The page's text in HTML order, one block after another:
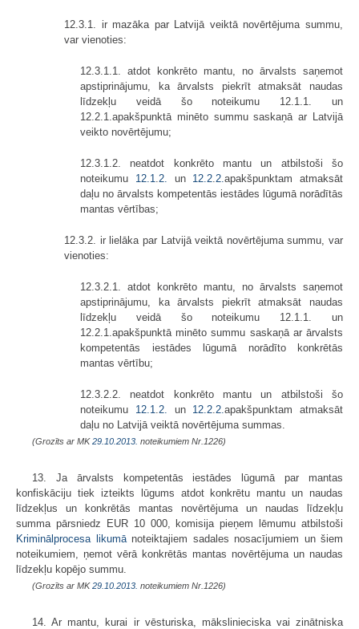
12.3.1. ir mazāka par Latvijā veiktā novērtējuma summu,
var vienoties:
12.3.1.1. atdot konkrēto mantu, no ārvalsts saņemot
apstiprinājumu, ka ārvalsts piekrīt atmaksāt naudas
līdzekļu veidā šo noteikumu 12.1.1. un
12.2.1.apakšpunktā minēto summu saskaņā ar Latvijā
veikto novērtējumu;
12.3.1.2. neatdot konkrēto mantu un atbilstoši šo
noteikumu 12.1 2. un 12.2 2.apakšpunktam atmaksāt
daļu no ārvalsts kompetentās iestādes lūgumā norādītās
mantas vērtības;
12.3.2. ir lielāka par Latvijā veiktā novērtējuma summu, var
vienoties:
12.3.2.1. atdot konkrēto mantu, no ārvalsts saņemot
apstiprinājumu, ka ārvalsts piekrīt atmaksāt naudas
līdzekļu veidā šo noteikumu 12.1.1. un
12.2.1.apakšpunktā minēto summu saskaņā ar ārvalsts
kompetentās iestādes lūgumā norādīto konkrētās
mantas vērtību;
12.3.2.2. neatdot konkrēto mantu un atbilstoši šo
noteikumu 12.1 2. un 12.2 2.apakšpunktam atmaksāt
daļu no Latvijā veiktā novērtējuma summas.
(Grozīts ar MK29.10.2013. noteikumiem Nr.1226)
13. Ja ārvalsts kompetentās iestādes lūgumā par mantas
konfiskāciju tiek izteikts lūgums atdot konkrētu mantu un naudas
līdzekļus un konkrētās mantas novērtējuma un naudas līdzekļu
summa pārsniedz EUR 10 000, komisija pieņem lēmumu atbilstoši
Kriminālprocesa likumānoteiktajiem sadales nosacījumiem un šiem
noteikumiem, ņemot vērā konkrētās mantas novērtējuma un naudas
līdzekļu kopējo summu.
(Grozīts ar MK29.10.2013. noteikumiem Nr.1226)
14. Ar mantu, kurai ir vēsturiska, mākslinieciska vai zinātniska